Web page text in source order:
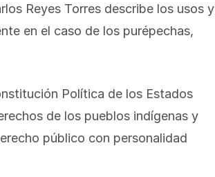
Reyes Torres describe los usos y
en el caso de los purépechas,
Política de los Estados
de los pueblos indígenas y
público con personalidad